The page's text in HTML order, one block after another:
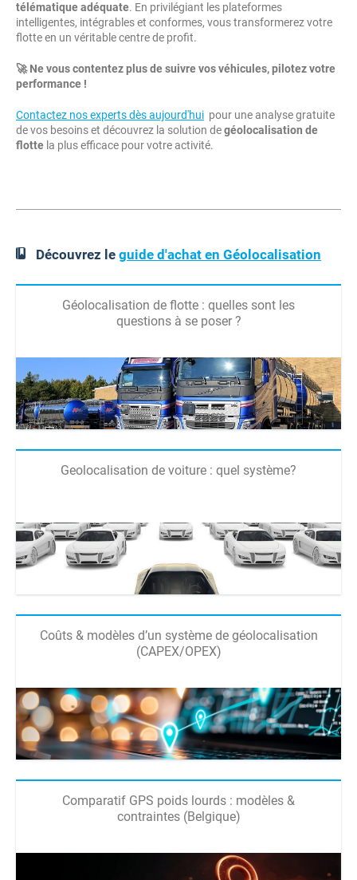
télématique adéquate. En privilégiant les plateformes
intelligentes, intégrables et conformes, vous transformerez votre
flotte en un véritable centre de profit.
🚀 Ne vous contentez plus de suivre vos véhicules, pilotez votre
performance !
Contactez nos experts dès aujourd'hui pour une analyse gratuite
de vos besoins et découvrez la solution degéolocalisation de
flotte la plus efficace pour votre activité.
Découvrez leguide d'achat en Géolocalisation
Géolocalisation de flotte : quelles sont les
questions à se poser ?
Geolocalisation de voiture : quel système?
Coûts & modèles d’un système de géolocalisation
(CAPEX/OPEX)
Comparatif GPS poids lourds : modèles &
contraintes (Belgique)